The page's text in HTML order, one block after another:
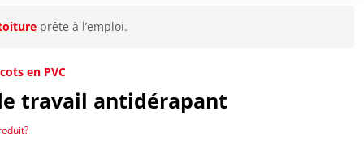
prête à l’emploi.
en PVC
travail antidérapant